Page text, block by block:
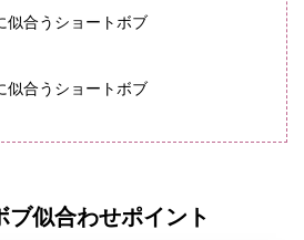
似合うショートボブ
似合うショートボブ
似合わせポイント